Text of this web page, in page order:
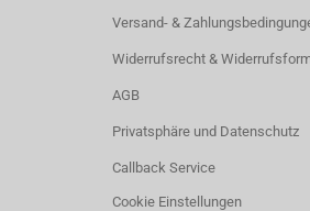
Versand- &
Widerrufsrecht &
AGB
Privatsphäre und Datenschutz
Callback Service
Cookie Einstellungen